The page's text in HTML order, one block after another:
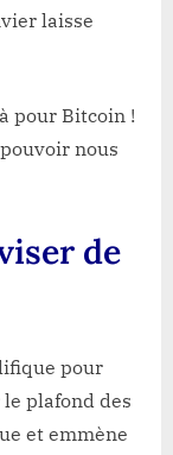
laisse
pour Bitcoin !
nous
de
pour
plafond des
et emmène